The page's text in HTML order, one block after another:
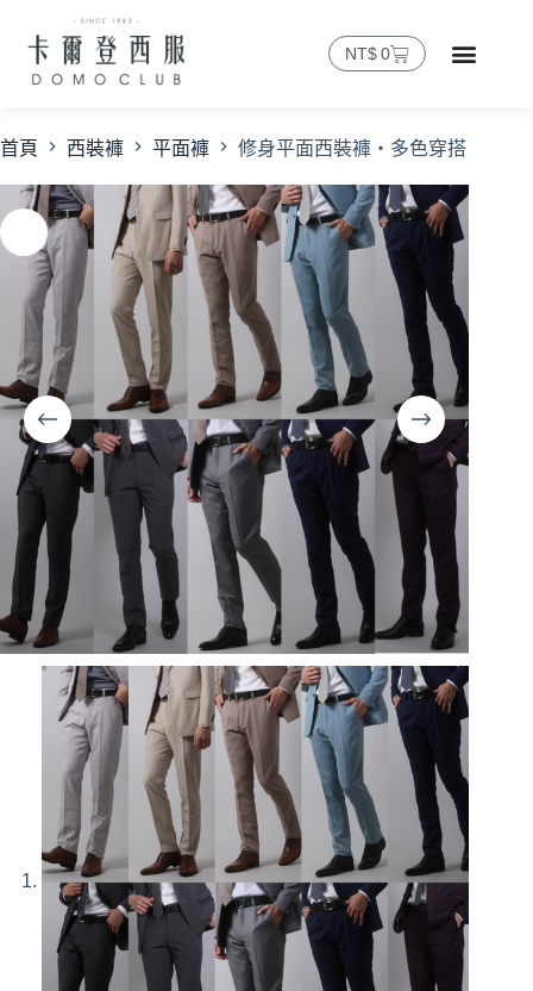
NT$ 0
首頁 西裝褲 平面褲 修身平面西裝褲・多色穿搭